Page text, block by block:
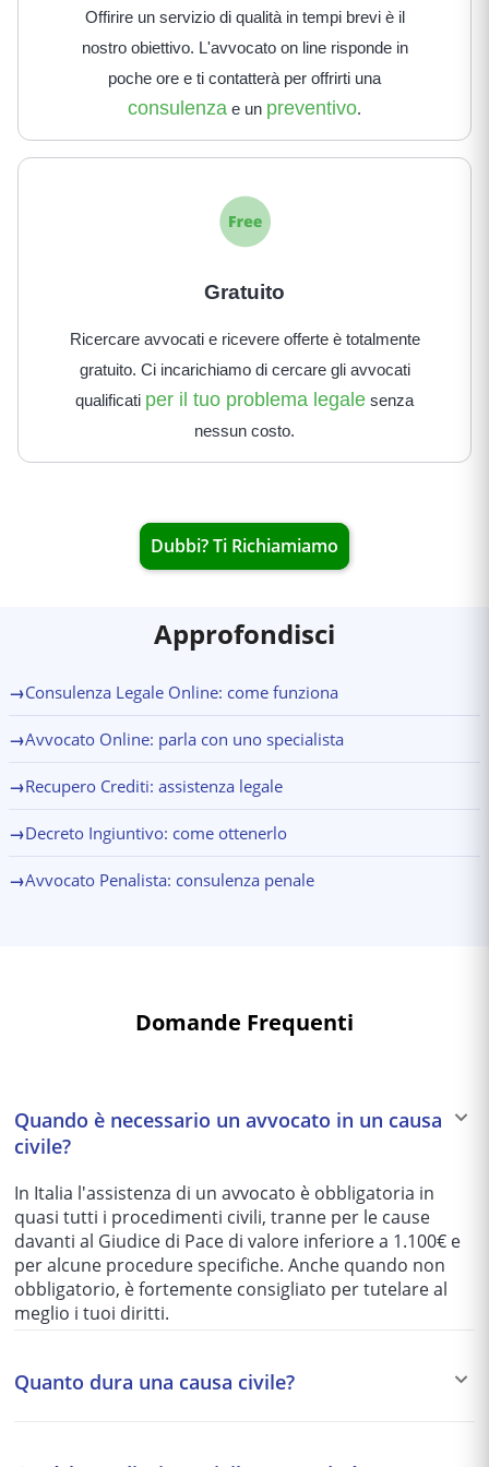
Offirire un servizio di qualità in tempi brevi è il
nostro obiettivo. L'avvocato on line risponde in
poche ore e ti contatterà per offrirti una
consulenza e un preventivo.
Gratuito
Ricercare avvocati e ricevere offerte è totalmente
gratuito. Ci incarichiamo di cercare gli avvocati
qualificati per il tuo problema legale senza
nessun costo.
Dubbi? Ti Richiamiamo
Approfondisci
→Consulenza Legale Online: come funziona
→Avvocato Online: parla con uno specialista
→Recupero Crediti: assistenza legale
→Decreto Ingiuntivo: come ottenerlo
→Avvocato Penalista: consulenza penale
Domande Frequenti
Quando è necessario un avvocato in un causa
civile?
In Italia l'assistenza di un avvocato è obbligatoria in
quasi tutti i procedimenti civili, tranne per le cause
davanti al Giudice di Pace di valore inferiore a 1.100€ e
per alcune procedure specifiche. Anche quando non
obbligatorio, è fortemente consigliato per tutelare al
meglio i tuoi diritti.
Quanto dura una causa civile?